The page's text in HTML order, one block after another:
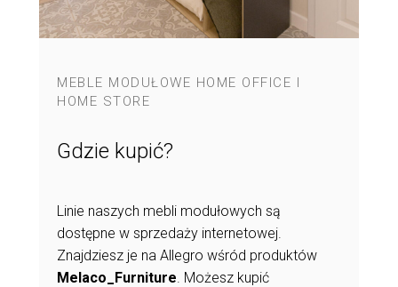
MEBLE MODUŁOWE HOME OFFICE I
HOME STORE
Gdzie kupić?
Linie naszych mebli modułowych są
dostępne w sprzedaży internetowej.
Znajdziesz je na Allegro wśród produktów
Melaco_Furniture. Możesz kupić